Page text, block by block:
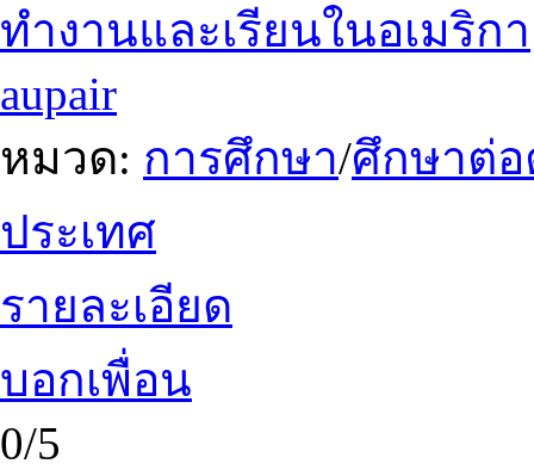
ทำงานและเรียนในอเมริกา
aupair
หมวด: การศึกษา/ศึกษาต่อ
ประเทศ
รายละเอียด
บอกเพื่อน
0/5